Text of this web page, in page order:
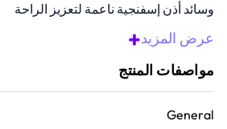
وسائد أذن إسفنجية ناعمة لتعزيز الراحة
ارتقِ بتجربة اللعب الخاصة بك مع طقم سماعات
عرض المزيد+
مواصفات المنتج
General